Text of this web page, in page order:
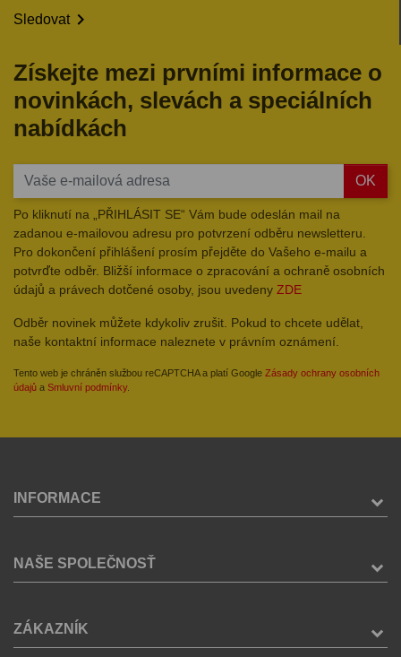
Sledovat
Získejte mezi prvními informace o
novinkách, slevách a speciálních
nabídkách
OK
Po kliknutí na „PŘIHLÁSIT SE“ Vám bude odeslán mail na
zadanou e-mailovou adresu pro potvrzení odběru newsletteru.
Pro dokončení přihlášení prosím přejděte do Vašeho e-mailu a
potvrďte odběr. Bližší informace o zpracování a ochraně osobních
údajů a právech dotčené osoby, jsou uvedeny ZDE
Odběr novinek můžete kdykoliv zrušit. Pokud to chcete udělat,
naše kontaktní informace naleznete v právním oznámení.
Tento web je chráněn službou reCAPTCHA a platí Google Zásady ochrany osobních
údajů a Smluvní podmínky.
INFORMACE
NAŠE SPOLEČNOSŤ
ZÁKAZNÍK